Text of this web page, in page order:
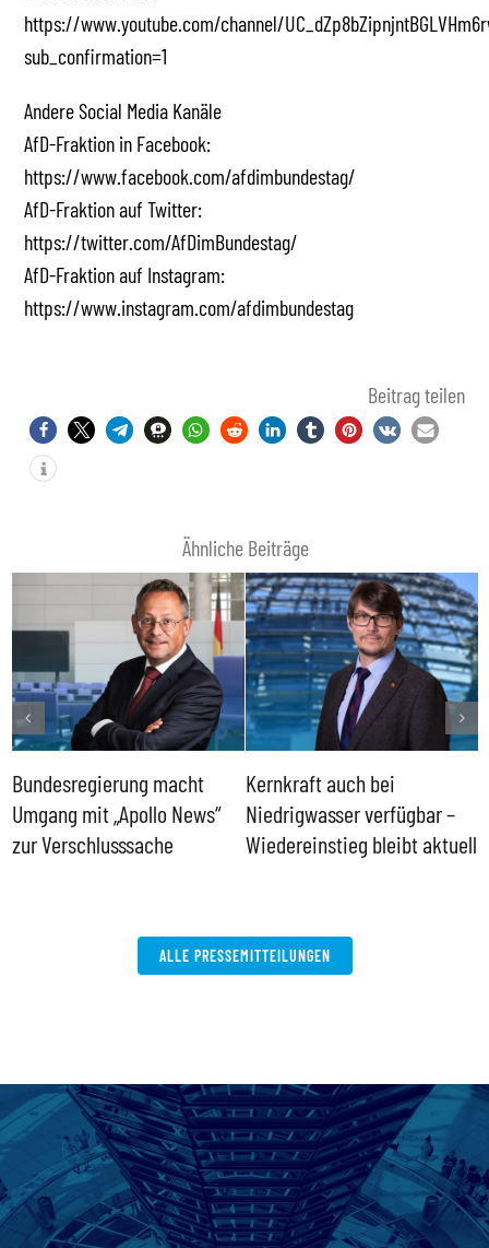
https://www.youtube.com/channel/
sub_confirmation=1
Andere Social Media Kanäle
AfD-Fraktion in Facebook:
https://www.facebook.com/afdimbundestag/
AfD-Fraktion auf Twitter:
https://twitter.com/AfDimBundestag/
AfD-Fraktion auf Instagram:
https://www.instagram.com/afdimbundestag
Beitrag teilen
Ähnliche Beiträge
Bundesregierung macht
Umgang mit „Apollo News“
zur Verschlusssache
Kernkraft auch bei
Niedrigwasser verfügbar –
Wiedereinstieg bleibt aktuell
ALLE PRESSEMITTEILUNGEN